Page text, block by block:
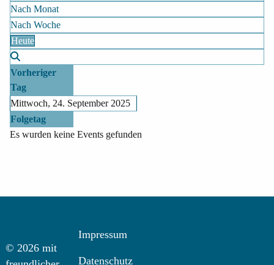
Nach Monat
Nach Woche
Heute
Vorheriger
Tag
Mittwoch, 24. September 2025
Folgetag
Es wurden keine Events gefunden
© 2026 mit
Impressum
Datenschutz